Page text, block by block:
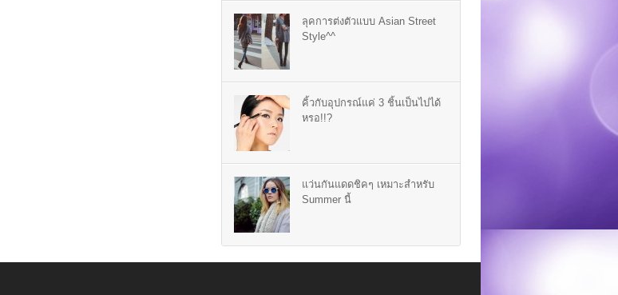
ลุคการต่งตัวแบบ Asian Street
Style^^
คิ้วกับอุปกรณ์แค่ 3 ชิ้นเป็นไปได้
หรอ!!?
แว่นกันแดดชิคๆ เหมาะสำหรับ
Summer นี้